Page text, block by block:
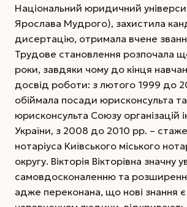
Національний юридичний
Ярослава Мудрого), захистила
дисертацію, отримала вчене
Трудове становлення розпочала
роки, завдяки чому до кінця
досвід роботи: з лютого 1999 до
обіймала посади юрисконсульта
юрисконсульта Союзу організацій
України, з 2008 до 2010 рр. –
нотаріуса Київського міського
округу. Вікторія Вікторівна значну
самовдосконаленню та
адже переконана, що нові знання є